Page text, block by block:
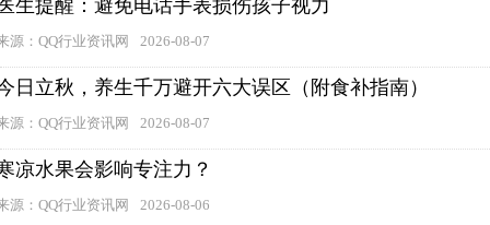
生提醒：避免电话手表损伤孩子视力
源：QQ行业资讯网 2026-08-07
日立秋，养生千万避开六大误区（附食补指南）
源：QQ行业资讯网 2026-08-07
凉水果会影响专注力？
源：QQ行业资讯网 2026-08-06